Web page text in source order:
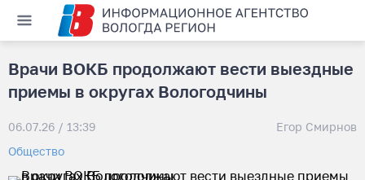
Врачи ВОКБ продолжают вести выездные
приемы в округах Вологодчины
06.07.26 / 13:39
Егор Смирнов
Общество